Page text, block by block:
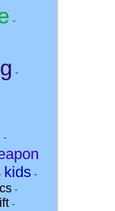
-
-
-
kids -
-
-